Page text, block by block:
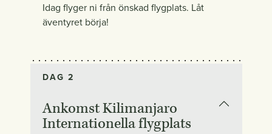
Idag flyger ni från önskad flygplats. Låt
äventyret börja!
DAG 2
Ankomst Kilimanjaro
Internationella flygplats